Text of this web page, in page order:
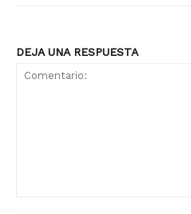
DEJA UNA RESPUESTA